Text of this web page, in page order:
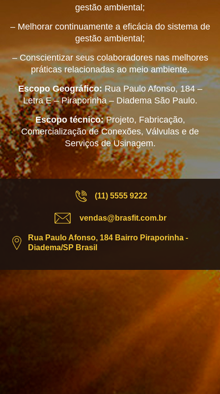
gestão ambiental;
– Melhorar continuamente a eficácia do sistema de
gestão ambiental;
– Conscientizar seus colaboradores nas melhores
práticas relacionadas ao meio ambiente.
Escopo Geográfico:Rua Paulo Afonso, 184 –
Letra E – Piraporinha – Diadema São Paulo.
Escopo técnico:Projeto, Fabricação,
Comercialização de Conexões, Válvulas e de
Serviços de Usinagem.
(11) 5555 9222
vendas@brasfit.com.br
Rua Paulo Afonso, 184 Bairro Piraporinha -
Diadema/SP Brasil